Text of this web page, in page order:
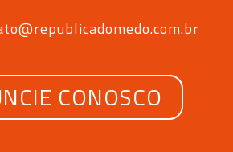
CONOSCO